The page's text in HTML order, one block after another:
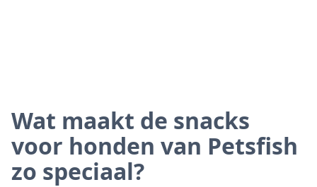
Wat maakt de snacks
voor honden van Petsfish
zo speciaal?